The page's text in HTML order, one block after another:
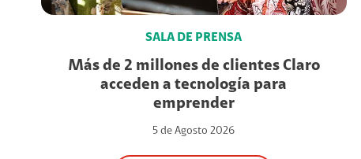
SALA DE PRENSA
Más de 2 millones de clientes Claro
acceden a tecnología para
emprender
5 de Agosto 2026